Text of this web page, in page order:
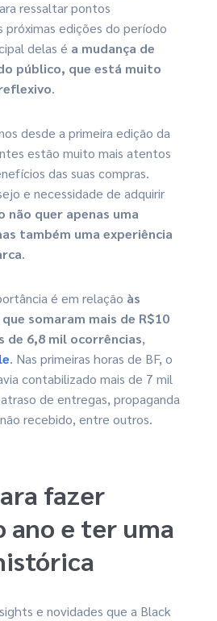
ressaltar pontos
próximas edições do período
delas é a mudança de
público, que está muito
.
desde a primeira edição da
estão muito mais atentos
das suas compras.
e necessidade de adquirir
não quer apenas uma
também uma experiência
.
é em relação às
somaram mais de R$10
de 6,8 mil ocorrências,
. Nas primeiras horas de BF, o
contabilizado mais de 7 mil
de entregas, propaganda
recebido, entre outros.
fazer
ano e ter uma
e novidades que a Black